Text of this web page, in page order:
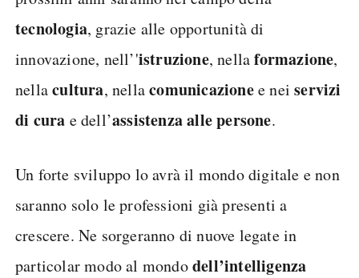
tecnologia, grazie alle opportunità di
innovazione, nell’'istruzione, nellaformazione,
nellacultura, nellacomunicazionee neiservizi
di cura e dell’assistenza alle persone.
Un forte sviluppo lo avrà il mondo digitale e non
saranno solo le professioni già presenti a
crescere. Ne sorgeranno di nuove legate in
particolar modo al mondodell’intelligenza